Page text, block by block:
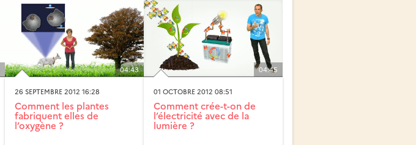
04:43
26 SEPTEMBRE 2012 16:28
Comment les plantes
fabriquent elles de
l’oxygène ?
04:45
01 OCTOBRE 2012 08:51
Comment crée-t-on de
l’électricité avec de la
lumière ?